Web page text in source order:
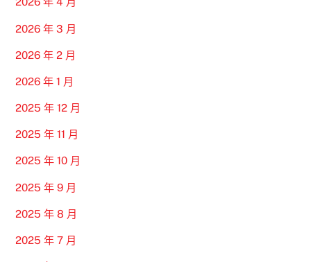
2026 年 3 月
2026 年 2 月
2026 年 1 月
2025 年 12 月
2025 年 11 月
2025 年 10 月
2025 年 9 月
2025 年 8 月
2025 年 7 月